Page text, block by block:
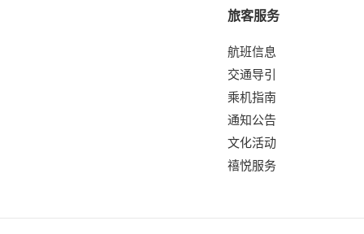
旅客服务
航班信息
交通导引
乘机指南
通知公告
文化活动
禧悦服务